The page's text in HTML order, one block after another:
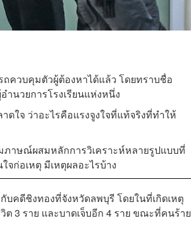
ควบคุมตัวผู้ต้องหาได้แล้ว โดยทราบชื่อ
นวยการโรงเรียนแห่งหนึ่ง
ใจ ว่าอะไรคือแรงจูงใจที่แท้จริงที่ทำให้
ภาษณ์ผสมหลักการวิเคราะห์หลายรูปแบบที่
ก่อเหตุ มีเหตุผลอะไรบ้าง
คดีชิงทองที่จังหวัดลพบุรี โดยในที่เกิดเหตุ
ต 3 ราย และบาดเจ็บอีก 4 ราย ขณะที่คนร้าย